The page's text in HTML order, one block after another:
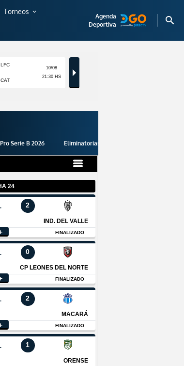
Torneos expand_more
Agenda
Deportiva
search
Serie B 2026 Eliminatorias 2026